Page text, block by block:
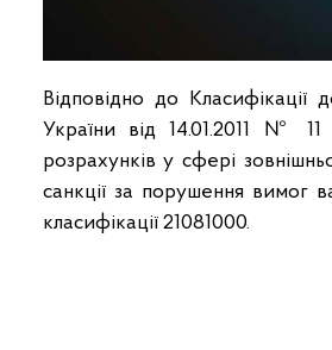
Відповідно до Класифікації
України від 14.01.2011 №
розрахунків у сфері
санкції за порушення вимог
класифікації 21081000.